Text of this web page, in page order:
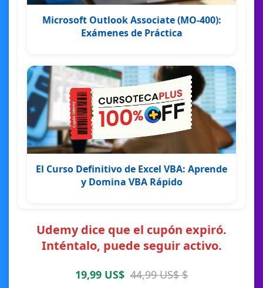
Microsoft Outlook Associate (MO-400):
Exámenes de Práctica
El Curso Definitivo de Excel VBA: Aprende
y Domina VBA Rápido
Udemy dice que el cupón expiró.
Inténtalo, puede seguir activo.
19,99 US$ 44,99 US$ $